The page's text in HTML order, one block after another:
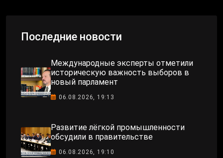
Последние новости
Международные эксперты отметили
историческую важность выборов в
новый парламент
06.08.2026, 19:13
Развитие лёгкой промышленности
обсудили в правительстве
06.08.2026, 19:10